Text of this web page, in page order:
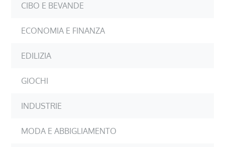
CIBO E BEVANDE
ECONOMIA E FINANZA
EDILIZIA
GIOCHI
INDUSTRIE
MODA E ABBIGLIAMENTO